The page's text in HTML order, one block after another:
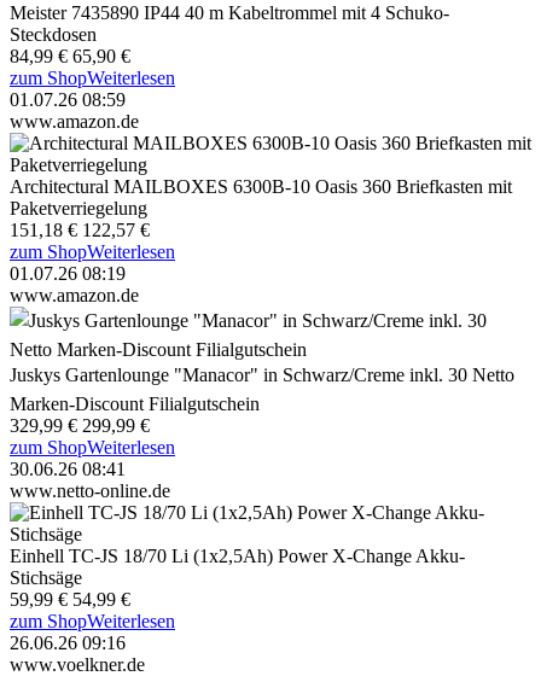
Meister 7435890 IP44 40 m Kabeltrommel mit 4 Schuko-
Steckdosen
84,99 € 65,90 €
zum ShopWeiterlesen
01.07.26 08:59
www.amazon.de
Architectural MAILBOXES 6300B-10 Oasis 360 Briefkasten mit
Paketverriegelung
151,18 € 122,57 €
zum ShopWeiterlesen
01.07.26 08:19
www.amazon.de
Juskys Gartenlounge "Manacor" in Schwarz/Creme inkl. 30 Netto
Marken-Discount Filialgutschein
329,99 € 299,99 €
zum ShopWeiterlesen
30.06.26 08:41
www.netto-online.de
Einhell TC-JS 18/70 Li (1x2,5Ah) Power X-Change Akku-
Stichsäge
59,99 € 54,99 €
zum ShopWeiterlesen
26.06.26 09:16
www.voelkner.de